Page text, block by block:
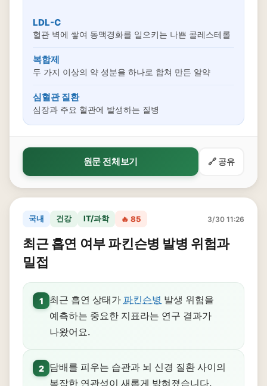
LDL-C
혈관 벽에 쌓여 동맥경화를 일으키는 나쁜 콜레스테롤
복합제
두 가지 이상의 약 성분을 하나로 합쳐 만든 알약
심혈관 질환
심장과 주요 혈관에 발생하는 질병
원문 전체보기 🔗 공유
국내 건강 IT/과학 🔥 85 3/30 11:26
최근 흡연 여부 파킨슨병 발병 위험과
밀접
1 최근 흡연 상태가 파킨슨병 발생 위험을
예측하는 중요한 지표라는 연구 결과가
나왔어요.
2
담배를 피우는 습관과 뇌 신경 질환 사이의
복잡한 연관성이 새롭게 밝혀졌습니다.